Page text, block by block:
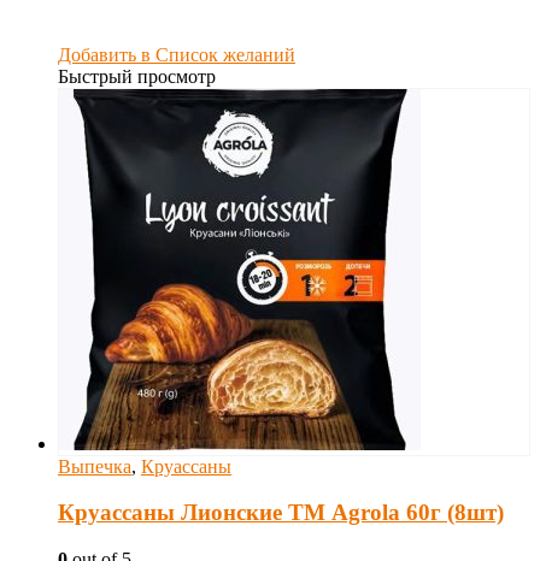
Добавить в Список желаний
Быстрый просмотр
Выпечка, Круассаны
Круассаны Лионские ТМ Agrola 60г (8шт)